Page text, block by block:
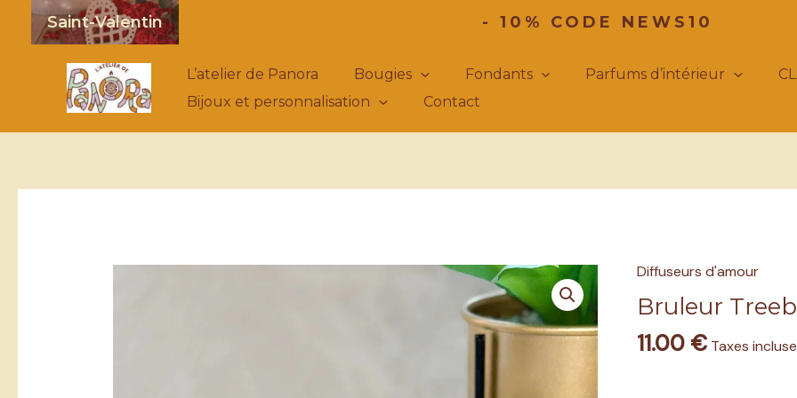
Saint-Valentin - 10% CODE NEWS10
L’atelier de Panora Bougies Fondants Parfums d’intérieur
Bijoux et personnalisation
Contact
Diffuseurs d'amour
Bruleur
11.00 € Taxes
quantité
de
Treebee